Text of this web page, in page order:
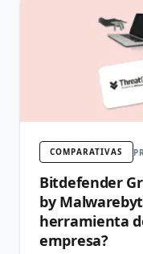
COMPARATIVAS
Bitdefender
by
herramienta
empresa?